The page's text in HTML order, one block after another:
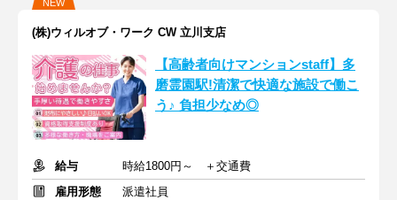
NEW
(株)ウィルオブ・ワーク CW 立川支店
【高齢者向けマンションstaff】多
磨霊園駅!清潔で快適な施設で働こ
う♪ 負担少なめ◎
給与
時給1800円～ ＋交通費
雇用形態
派遣社員